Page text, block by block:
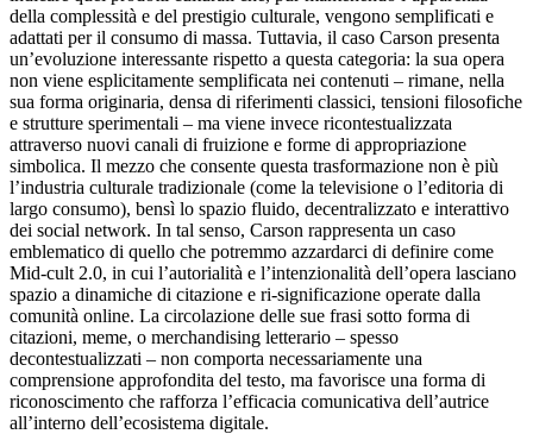
della complessità e del prestigio culturale, vengono semplificati e
adattati per il consumo di massa. Tuttavia, il caso Carson presenta
un’evoluzione interessante rispetto a questa categoria: la sua opera
non viene esplicitamente semplificata nei contenuti – rimane, nella
sua forma originaria, densa di riferimenti classici, tensioni filosofiche
e strutture sperimentali – ma viene invece ricontestualizzata
attraverso nuovi canali di fruizione e forme di appropriazione
simbolica. Il mezzo che consente questa trasformazione non è più
l’industria culturale tradizionale (come la televisione o l’editoria di
largo consumo), bensì lo spazio fluido, decentralizzato e interattivo
dei social network. In tal senso, Carson rappresenta un caso
emblematico di quello che potremmo azzardarci di definire come
Mid-cult 2.0, in cui l’autorialità e l’intenzionalità dell’opera lasciano
spazio a dinamiche di citazione e ri-significazione operate dalla
comunità online. La circolazione delle sue frasi sotto forma di
citazioni, meme, o merchandising letterario – spesso
decontestualizzati – non comporta necessariamente una
comprensione approfondita del testo, ma favorisce una forma di
riconoscimento che rafforza l’efficacia comunicativa dell’autrice
all’interno dell’ecosistema digitale.